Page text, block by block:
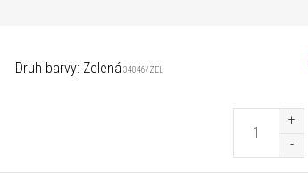
Druh barvy: Zelená 34846/ZEL